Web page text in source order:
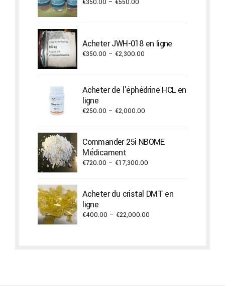
€350.00 – €550.00
€550.00
Acheter JWH-018 en ligne
€350.00 – €2,300.00
through
€2,300.00
Acheter de l'éphédrine HCL en
ligne
€250.00 – €2,000.00
through
Commander 25i NBOME
Médicament
€720.00 – €17,300.00
through
Acheter du cristal DMT en
ligne
€400.00 – €22,000.00